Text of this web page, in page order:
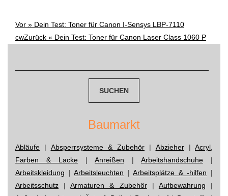
Post
Vor » Dein Test: Toner für Canon I-Sensys LBP-7110
cwZurück « Dein Test: Toner für Canon Laser Class 1060 P
Baumarkt
Abläufe | Absperrsysteme & Zubehör | Abzieher| Acryl,
Farben & Lacke | Anreißen | Arbeitshandschuhe |
Arbeitskleidung |Arbeitsleuchten |Arbeitsplätze & -hilfen |
Arbeitsschutz |Armaturen & Zubehör| Aufbewahrung |